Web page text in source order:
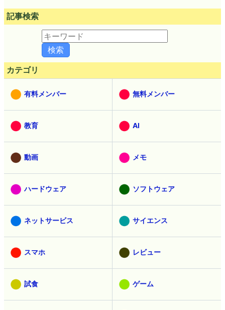
記事検索
カテゴリ
有料メンバー 無料メンバー
教育 AI
動画 メモ
ハードウェア ソフトウェア
ネットサービス サイエンス
スマホ レビュー
試食 ゲーム